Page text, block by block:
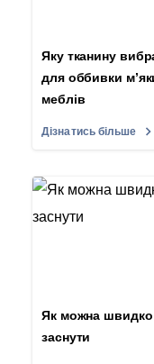
Яку тканину
для оббивки
меблів
Дізнатись більше
Як можна швидко
заснути